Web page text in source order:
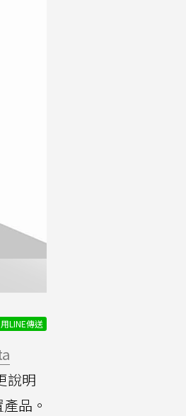
用LINE傳送
說明
品。